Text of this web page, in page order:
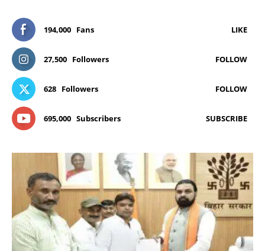
194,000 Fans LIKE
27,500 Followers FOLLOW
628 Followers FOLLOW
695,000 Subscribers SUBSCRIBE